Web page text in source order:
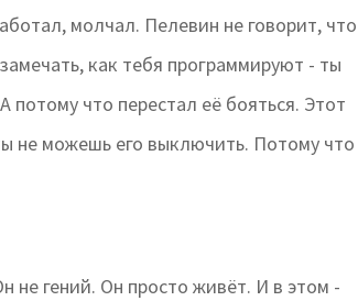
молчал. Пелевин не говорит, что
как тебя программируют - ты
что перестал её бояться. Этот
не можешь его выключить. Потому что
не гений. Он просто живёт. И в этом -